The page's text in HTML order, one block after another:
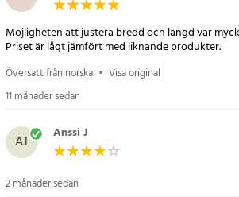
Möjligheten att justera bredd och längd var
Priset är lågt jämfört med liknande produkter.
Översatt från norska • Visa original
11 månader sedan
AJ Anssi J
2 månader sedan